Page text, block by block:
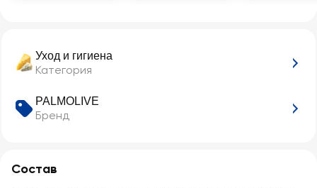
Уход и гигиена
Категория
PALMOLIVE
Бренд
Состав